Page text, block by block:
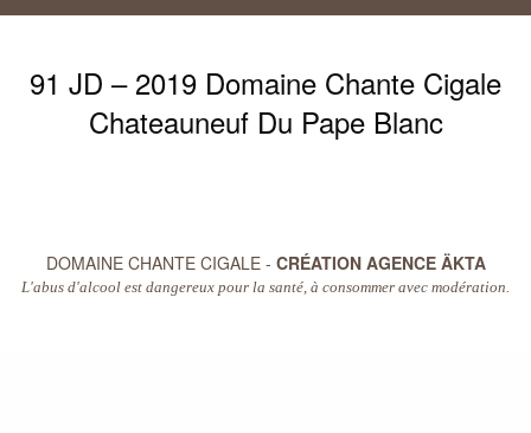
91 JD – 2019 Domaine Chante Cigale
Chateauneuf Du Pape Blanc
DOMAINE CHANTE CIGALE - CRÉATION AGENCE ÄKTA
L'abus d'alcool est dangereux pour la santé, à consommer avec modération.